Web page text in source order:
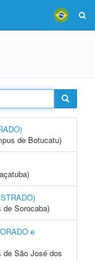
de Botucatu)
de Sorocaba)
e
de São José dos